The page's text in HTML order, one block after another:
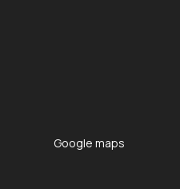
Google maps